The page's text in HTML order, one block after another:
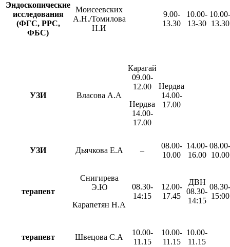
Эндоскопические
исследования
(ФГС, РРС,
ФБС)
Моисеевских
А.Н./Томилова
Н.И
9.00-
13.30
10.00-
13-30
10.00-
13.30
УЗИ Власова А.А
Карагай
09.00-
12.00
Нердва
14.00-
17.00
Нердва
14.00-
17.00
УЗИ Дьячкова Е.А –
08.00-
10.00
14.00-
16.00
08.00-
10.00
терапевт
Снигирева
Э.Ю
Карапетян Н.А
08.30-
14:15
12.00-
17.45
ДВН
08.30-
14:15
08.30-
15:00
терапевт Швецова С.А
10.00-
11.15
10.00-
11.15
10.00-
11.15